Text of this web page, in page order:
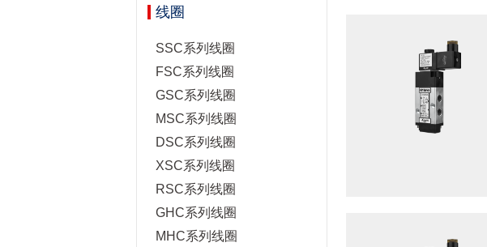
线圈
SSC系列线圈
FSC系列线圈
GSC系列线圈
MSC系列线圈
DSC系列线圈
XSC系列线圈
RSC系列线圈
GHC系列线圈
MHC系列线圈